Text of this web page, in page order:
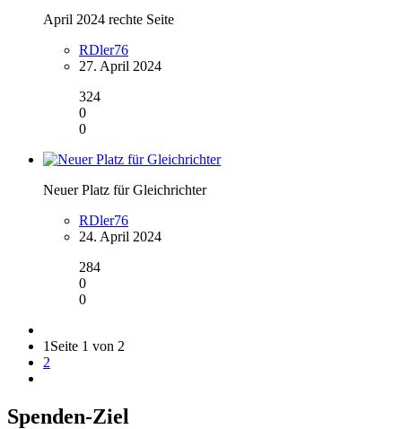
April 2024 rechte Seite
RDler76
27. April 2024
324
0
0
Neuer Platz für Gleichrichter
RDler76
24. April 2024
284
0
0
1 Seite 1 von 2
2
Spenden-Ziel